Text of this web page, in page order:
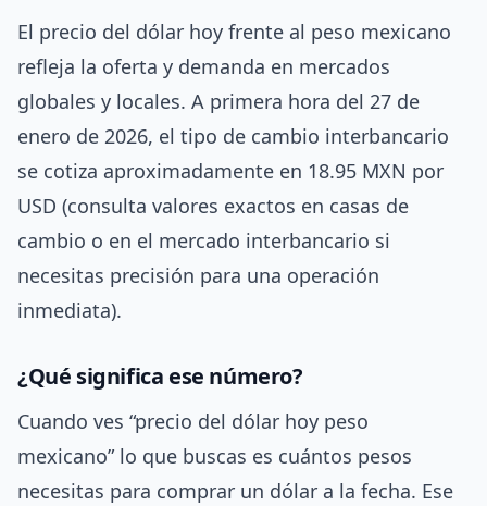
El precio del dólar hoy frente al peso mexicano
refleja la oferta y demanda en mercados
globales y locales. A primera hora del 27 de
enero de 2026, el tipo de cambio interbancario
se cotiza aproximadamente en 18.95 MXN por
USD (consulta valores exactos en casas de
cambio o en el mercado interbancario si
necesitas precisión para una operación
inmediata).
¿Qué significa ese número?
Cuando ves “precio del dólar hoy peso
mexicano” lo que buscas es cuántos pesos
necesitas para comprar un dólar a la fecha. Ese